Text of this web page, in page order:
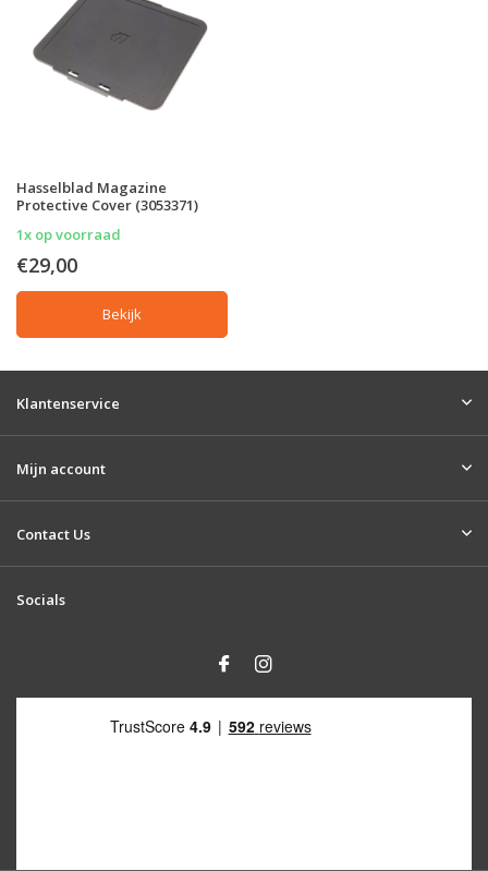
Hasselblad Magazine
Protective Cover (3053371)
1x op voorraad
€29,00
Bekijk
Klantenservice
Mijn account
Contact Us
Socials